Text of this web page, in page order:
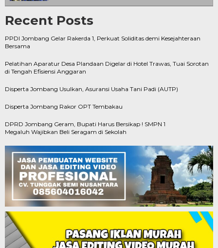
Recent Posts
PPDI Jombang Gelar Rakerda 1, Perkuat Soliditas demi Kesejahteraan
Bersama
Pelatihan Aparatur Desa Plandaan Digelar di Hotel Trawas, Tuai Sorotan
di Tengah Efisiensi Anggaran
Disperta Jombang Usulkan, Asuransi Usaha Tani Padi (AUTP)
Disperta Jombang Rakor OPT Tembakau
DPRD Jombang Geram, Bupati Harus Bersikap ! SMPN 1
Megaluh Wajibkan Beli Seragam di Sekolah